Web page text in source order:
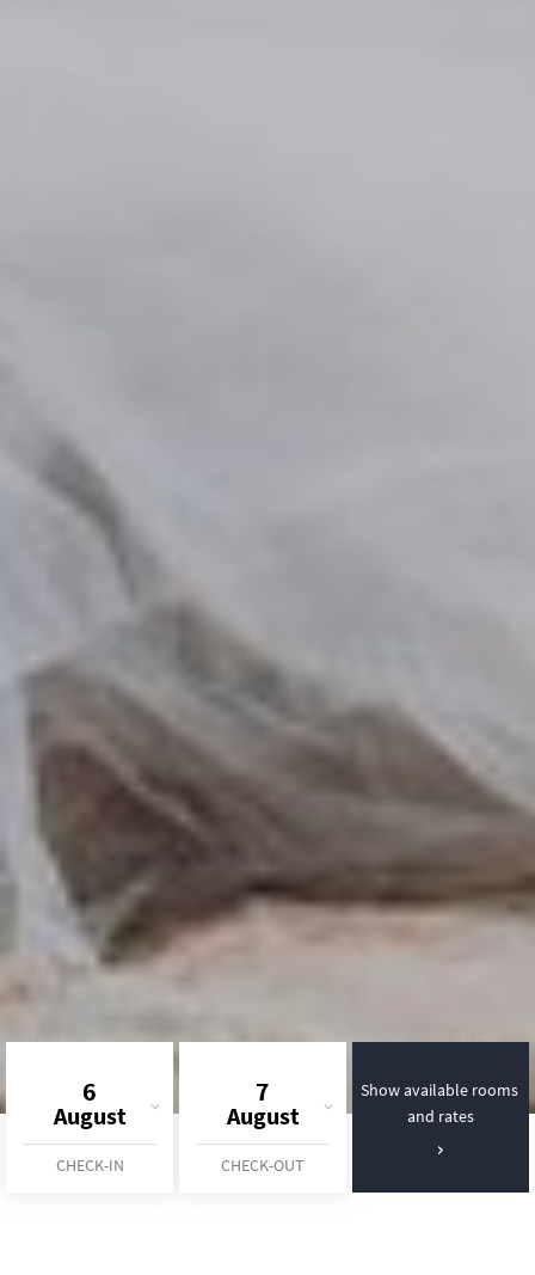
6
August
CHECK-IN
7
August
CHECK-OUT
Show available rooms
and rates